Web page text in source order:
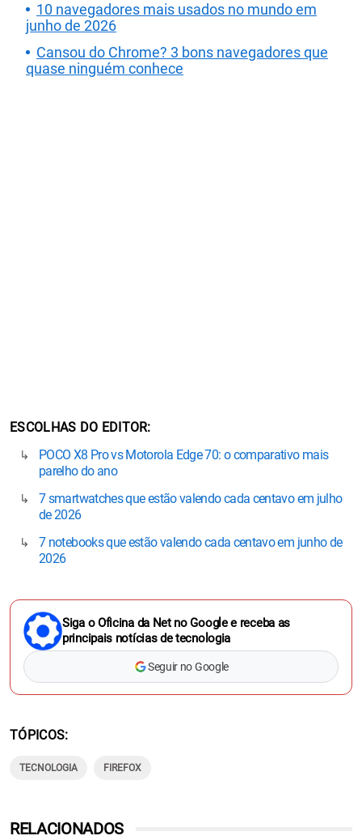
10 navegadores mais usados no mundo em
junho de 2026
Cansou do Chrome? 3 bons navegadores que
quase ninguém conhece
ESCOLHAS DO EDITOR
POCO X8 Pro vs Motorola Edge 70: o comparativo mais
parelho do ano
7 smartwatches que estão valendo cada centavo em julho
de 2026
7 notebooks que estão valendo cada centavo em junho de
2026
Siga o Oficina da Net no Google e receba as
principais notícias de tecnologia
Seguir no Google
TÓPICOS
TECNOLOGIA FIREFOX
RELACIONADOS